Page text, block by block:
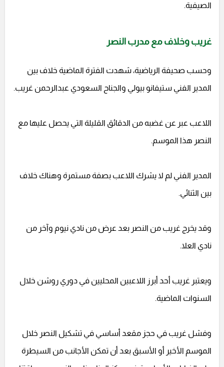
الصيفية.
غريب وخلاف مع مدرب النصر
وحسب صحيفة الرياضية، شهدت الفترة الماضية خلاف بين
المدير الفني ستيفانو بيولي والجناح السعودي عبدالرحمن غريب.
اللاعب عبر عن غضبه من الدقائق القليلة التي يحصل عليها مع
النصر هذا الموسم.
المدير الفني لم لا يشرك اللاعب بصفة مستمرة وهناك خلاف
بين الثنائي.
وقد يخرج غريب من النصر بعد عرض من نادي نيوم وآخر من
نادي العلا.
ويعتبر غريب أحد أبرز اللاعبين المحليين في دوري روشن خلال
السنوات الماضية.
وفشل غريب في حجز مقعد أساسي في تشكيل النصر خلال
الموسم الأخير أو الأسبق بعد أن تمكن الأجانب من السيطرة